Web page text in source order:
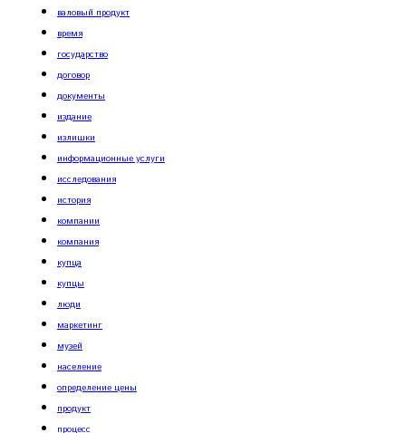
валовый продукт
время
государство
договор
документы
издание
излишки
информационные услуги
исследования
история
компании
компания
купца
купцы
люди
маркетинг
музей
население
определение цены
продукт
процесс